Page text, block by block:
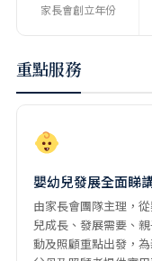
家長會創立年份
重點服務
嬰幼兒發展全面睇
由家長會團隊主理，
兒成長、發展需要、
動及照顧重點出發，